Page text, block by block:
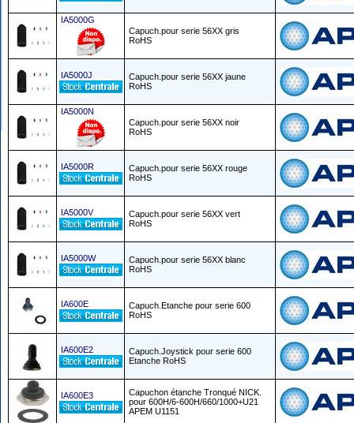
IA5000G
Capuch.pour serie 56XX gris
RoHS
IA5000J
Capuch.pour serie 56XX jaune
RoHS
IA5000N
Capuch.pour serie 56XX noir
RoHS
IA5000R
Capuch.pour serie 56XX rouge
RoHS
IA5000V
Capuch.pour serie 56XX vert
RoHS
IA5000W
Capuch.pour serie 56XX blanc
RoHS
IA600E
Capuch.Etanche pour serie 600
RoHS
IA600E2
Capuch.Joystick pour serie 600
Etanche RoHS
IA600E3
Capuchon étanche Tronqué NICK.
pour 600H/6-600H/660/1000+U21
APEM U1151